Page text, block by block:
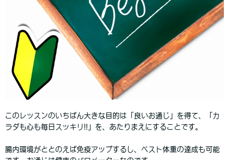
このレッスンのいちばん大きな目的は「良いお通じ」を得て、「カ
ラダも心も毎日スッキリ!!」を、あたりまえにすることです。
腸内環境がととのえば免疫アップするし、ベスト体重の達成も可能